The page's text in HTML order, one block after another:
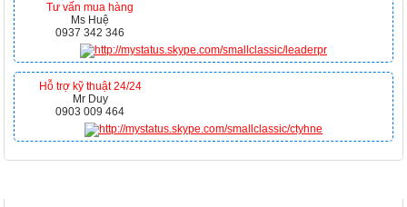
Tư vấn mua hàng
Ms Huệ
0937 342 346
Hỗ trợ kỹ thuật 24/24
Mr Duy
0903 009 464